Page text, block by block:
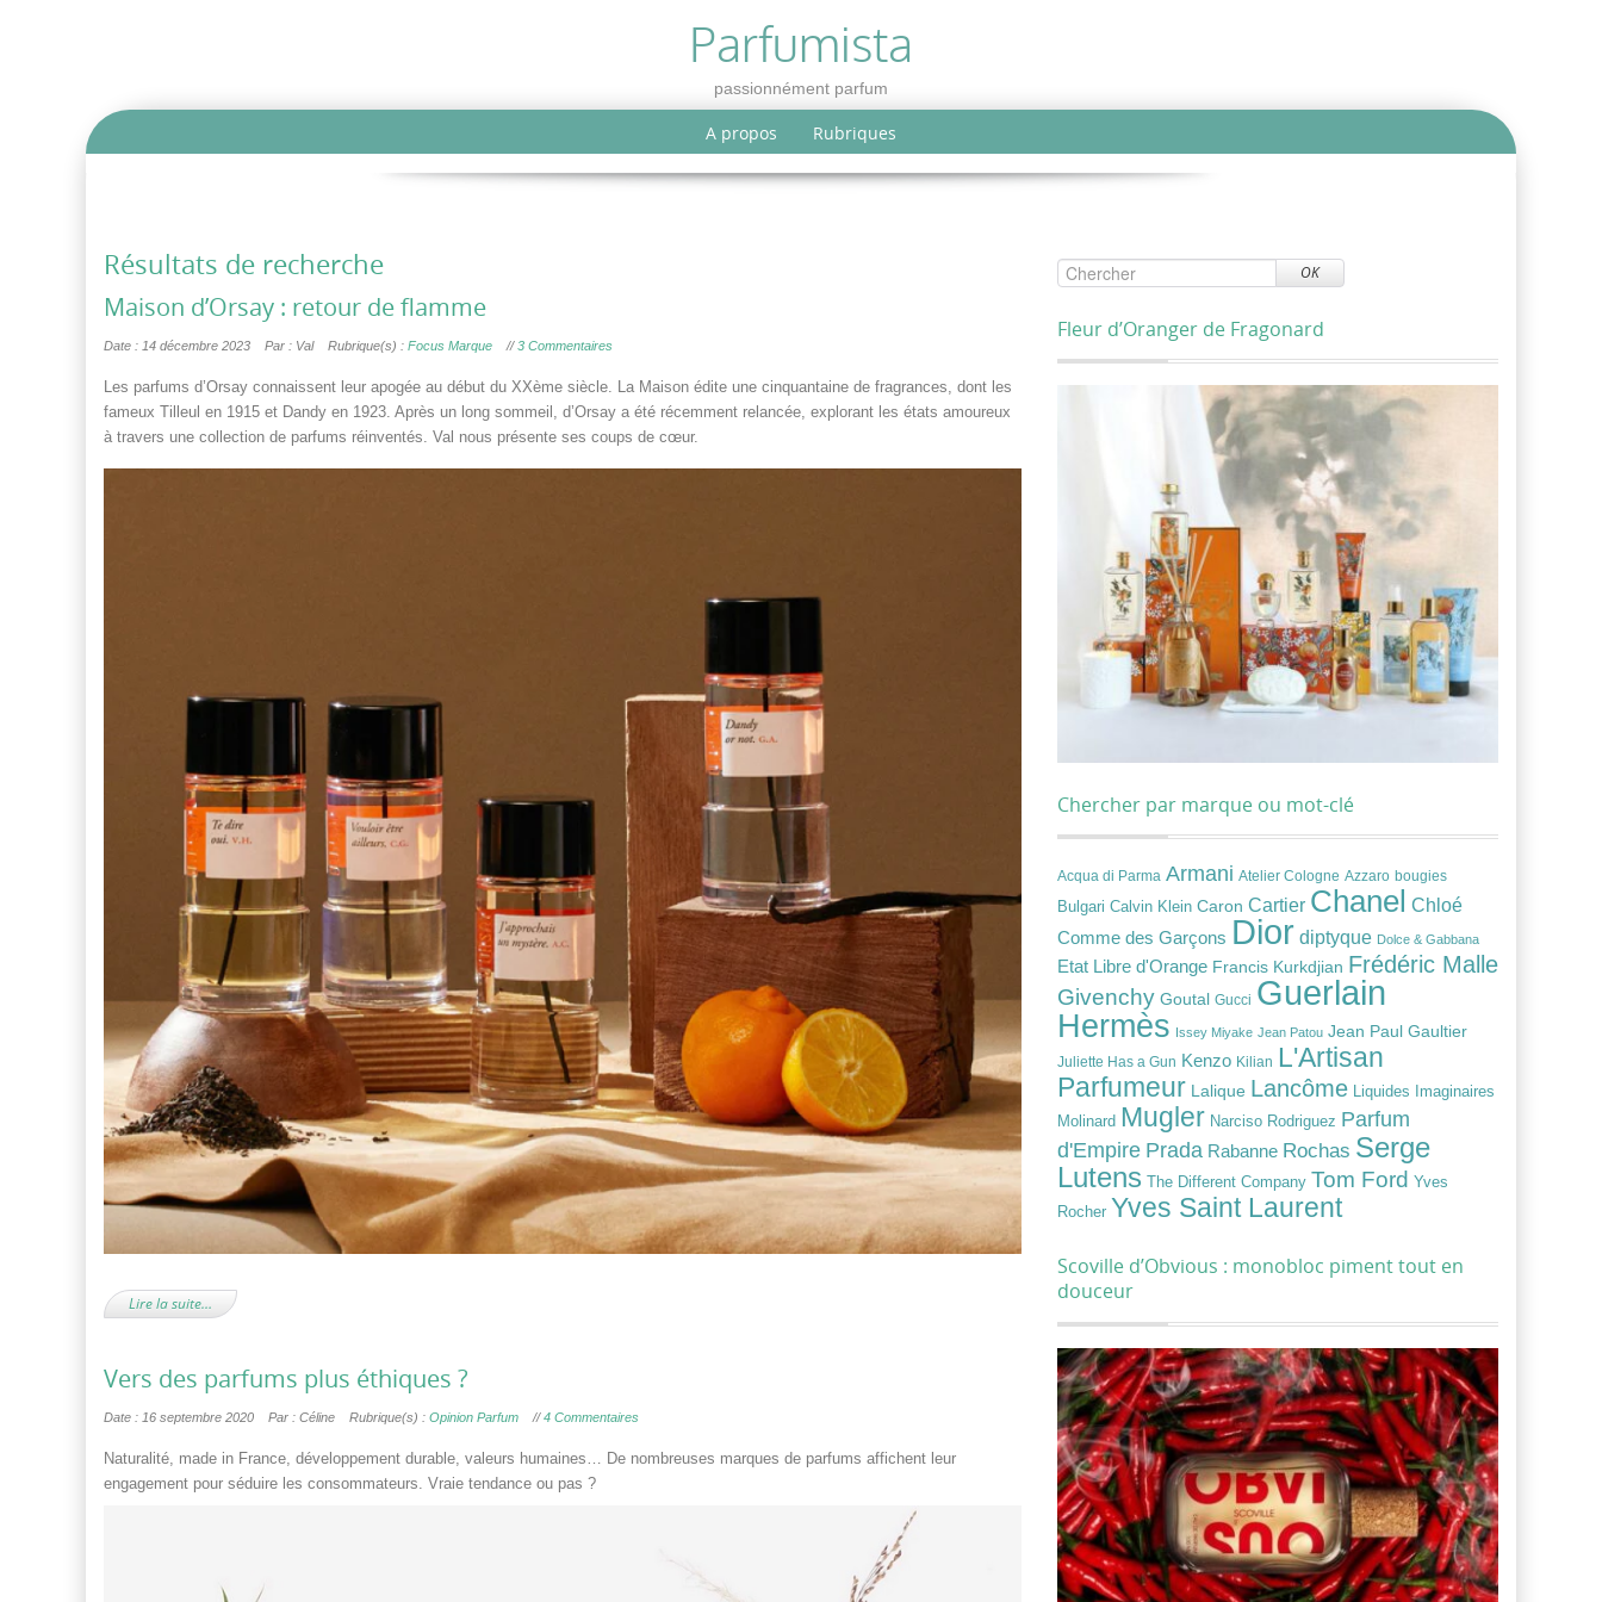
Parfumista
passionnément parfum
A propos Rubriques
Résultats de recherche
Maison d’Orsay : retour de flamme
Date : 14 décembre 2023 Par : Val Rubrique(s) : Focus Marque //3 Commentaires
Les parfums d’Orsay connaissent leur apogée au début du XXème siècle. La Maison édite une cinquantaine de fragrances, dont les
fameux Tilleul en 1915 et Dandy en 1923. Après un long sommeil, d’Orsay a été récemment relancée, explorant les états amoureux
à travers une collection de parfums réinventés. Val nous présente ses coups de cœur.
Lire la suite…
Vers des parfums plus éthiques ?
Date : 16 septembre 2020 Par : Céline Rubrique(s) : Opinion Parfum //4 Commentaires
Naturalité, made in France, développement durable, valeurs humaines… De nombreuses marques de parfums affichent leur
engagement pour séduire les consommateurs. Vraie tendance ou pas ?
OK
Fleur d’Oranger de Fragonard
Chercher par marque ou mot-clé
Acqua di Parma Armani Atelier Cologne Azzaro bougies
Bulgari Calvin Klein Caron Cartier Chanel Chloé
Comme des Garçons Dior diptyque Dolce & Gabbana
Etat Libre d'Orange Francis Kurkdjian Frédéric Malle
Givenchy Goutal Gucci Guerlain
Hermès Issey Miyake Jean Patou Jean Paul Gaultier
Juliette Has a Gun Kenzo Kilian L'Artisan
Parfumeur Lalique Lancôme Liquides Imaginaires
Molinard Mugler Narciso Rodriguez Parfum
d'Empire Prada Rabanne Rochas Serge
Lutens
The Different Company Tom Ford Yves
Rocher Yves Saint Laurent
Scoville d’Obvious : monobloc piment tout en
douceur